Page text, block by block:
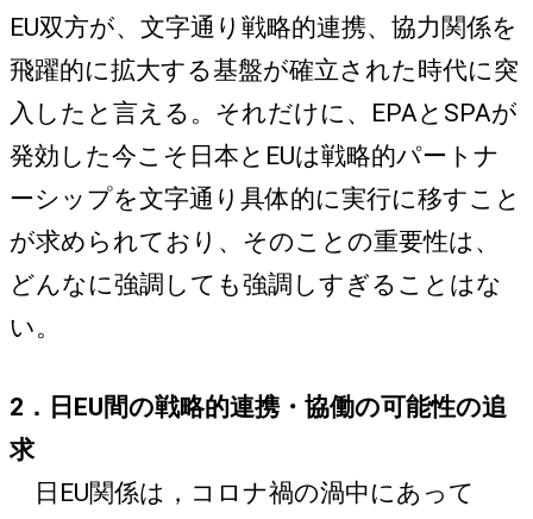
EU双方が、文字通り戦略的連携、協力関係を
飛躍的に拡大する基盤が確立された時代に突
入したと言える。それだけに、EPAとSPAが
発効した今こそ日本とEUは戦略的パートナ
ーシップを文字通り具体的に実行に移すこと
が求められており、そのことの重要性は、
どんなに強調しても強調しすぎることはな
い。
2．日EU間の戦略的連携・協働の可能性の追
求
日EU関係は，コロナ禍の渦中にあって